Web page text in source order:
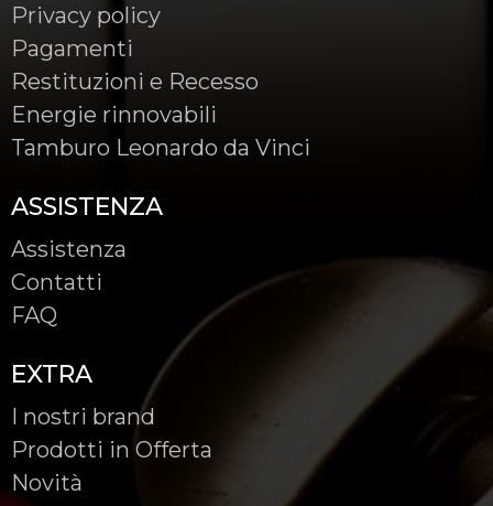
Privacy policy
Pagamenti
Restituzioni e Recesso
Energie rinnovabili
Tamburo Leonardo da Vinci
ASSISTENZA
Assistenza
Contatti
FAQ
EXTRA
I nostri brand
Prodotti in Offerta
Novità